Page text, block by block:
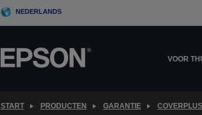
NEDERLANDS
VOOR
START PRODUCTEN GARANTIE